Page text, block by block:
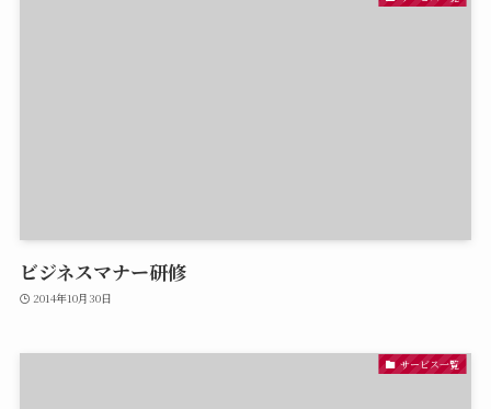
ビジネスマナー研修
2014年10月30日
サービス一覧